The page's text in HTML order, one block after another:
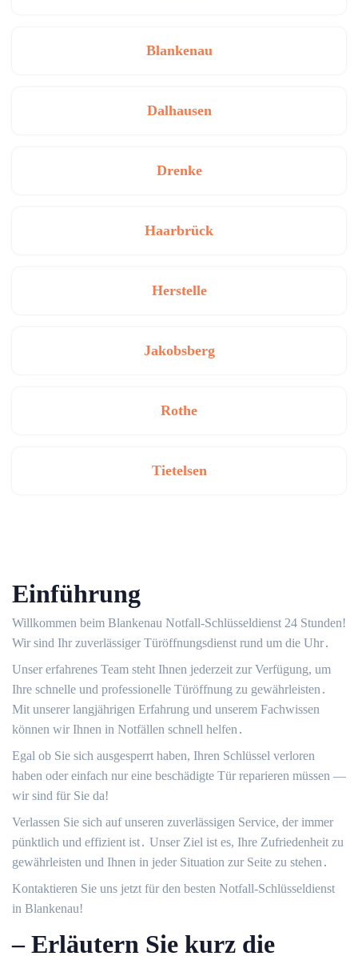
Blankenau
Dalhausen
Drenke
Haarbrück
Herstelle
Jakobsberg
Rothe
Tietelsen
Einführung
Willkommen beim Blankenau Notfall-Schlüsseldienst 24 Stunden!​
Wir sind Ihr zuverlässiger Türöffnungsdienst rund um die Uhr․
Unser erfahrenes Team steht Ihnen jederzeit zur Verfügung, um
Ihre schnelle und professionelle Türöffnung zu gewährleisten․
Mit unserer langjährigen Erfahrung und unserem Fachwissen
können wir Ihnen in Notfällen schnell helfen․
Egal ob Sie sich ausgesperrt haben, Ihren Schlüssel verloren
haben oder einfach nur eine beschädigte Tür reparieren müssen ―
wir sind für Sie da!​
Verlassen Sie sich auf unseren zuverlässigen Service, der immer
pünktlich und effizient ist․ Unser Ziel ist es, Ihre Zufriedenheit zu
gewährleisten und Ihnen in jeder Situation zur Seite zu stehen․
Kontaktieren Sie uns jetzt für den besten Notfall-Schlüsseldienst
in Blankenau!​
– Erläutern Sie kurz die